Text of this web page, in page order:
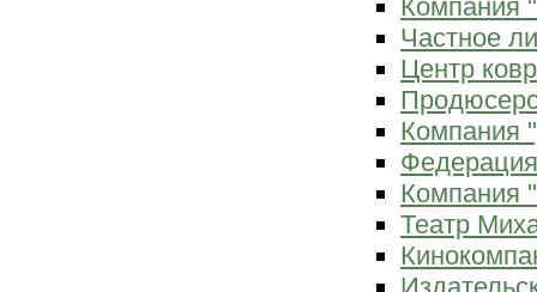
Компания
Частное
Центр
Компания
Компания
Театр